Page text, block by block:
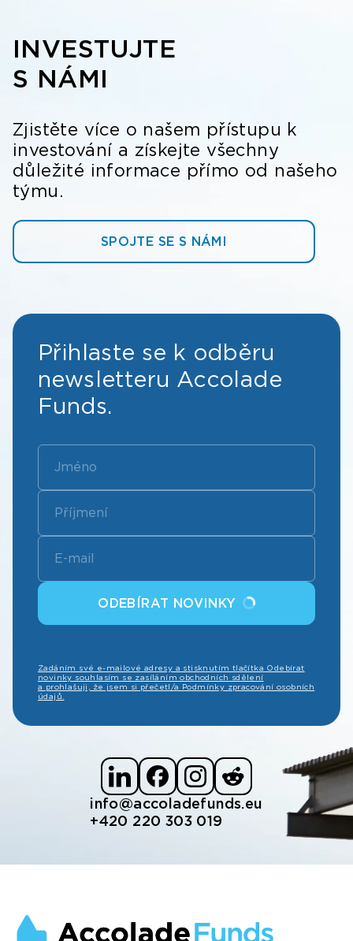
INVESTUJTE
S NÁMI
Zjistěte více o našem přístupu k
investování a získejte všechny
důležité informace přímo od našeho
týmu.
SPOJTE SE S NÁMI
Přihlaste se k odběru
newsletteru Accolade
Funds.
ODEBÍRAT NOVINKY
Zadáním své e-mailové adresy a stisknutím tlačítka Odebírat
novinky souhlasím se zasíláním obchodních sdělení
a prohlašuji, že jsem si přečetl/a Podmínky zpracování osobních
údajů.
info@accoladefunds.eu
+420 220 303 019